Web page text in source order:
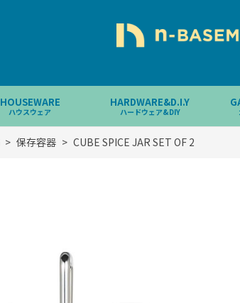
HOUSEWARE
ハウスウェア
HARDWARE&D.I.Y
ハードウェア&DIY
> 保存容器 > CUBE SPICE JAR SET OF 2